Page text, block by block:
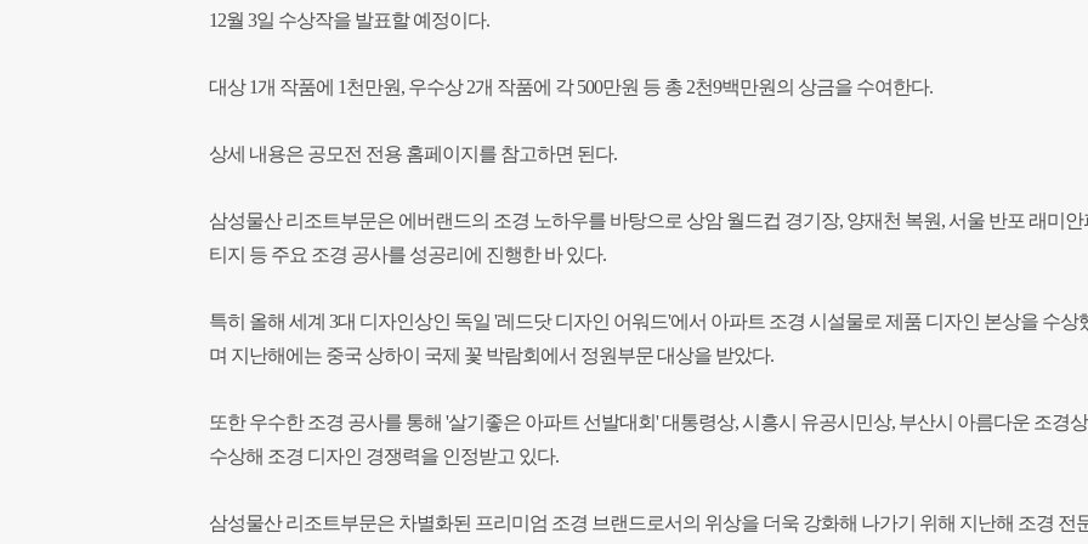
12월 3일 수상작을 발표할 예정이다.
대상 1개 작품에 1천만원, 우수상 2개 작품에 각 500만원 등 총 2천9백만원의 상금을 수여한다.
상세 내용은 공모전 전용 홈페이지를 참고하면 된다.
삼성물산 리조트부문은 에버랜드의 조경 노하우를 바탕으로 상암 월드컵 경기장, 양재천 복원, 서울 반포 래미안
티지 등 주요 조경 공사를 성공리에 진행한 바 있다.
특히 올해 세계 3대 디자인상인 독일 '레드닷 디자인 어워드'에서 아파트 조경 시설물로 제품 디자인 본상을 수상
며 지난해에는 중국 상하이 국제 꽃 박람회에서 정원부문 대상을 받았다.
또한 우수한 조경 공사를 통해 '살기좋은 아파트 선발대회' 대통령상, 시흥시 유공시민상, 부산시 아름다운 조경
수상해 조경 디자인 경쟁력을 인정받고 있다.
삼성물산 리조트부문은 차별화된 프리미엄 조경 브랜드로서의 위상을 더욱 강화해 나가기 위해 지난해 조경 전